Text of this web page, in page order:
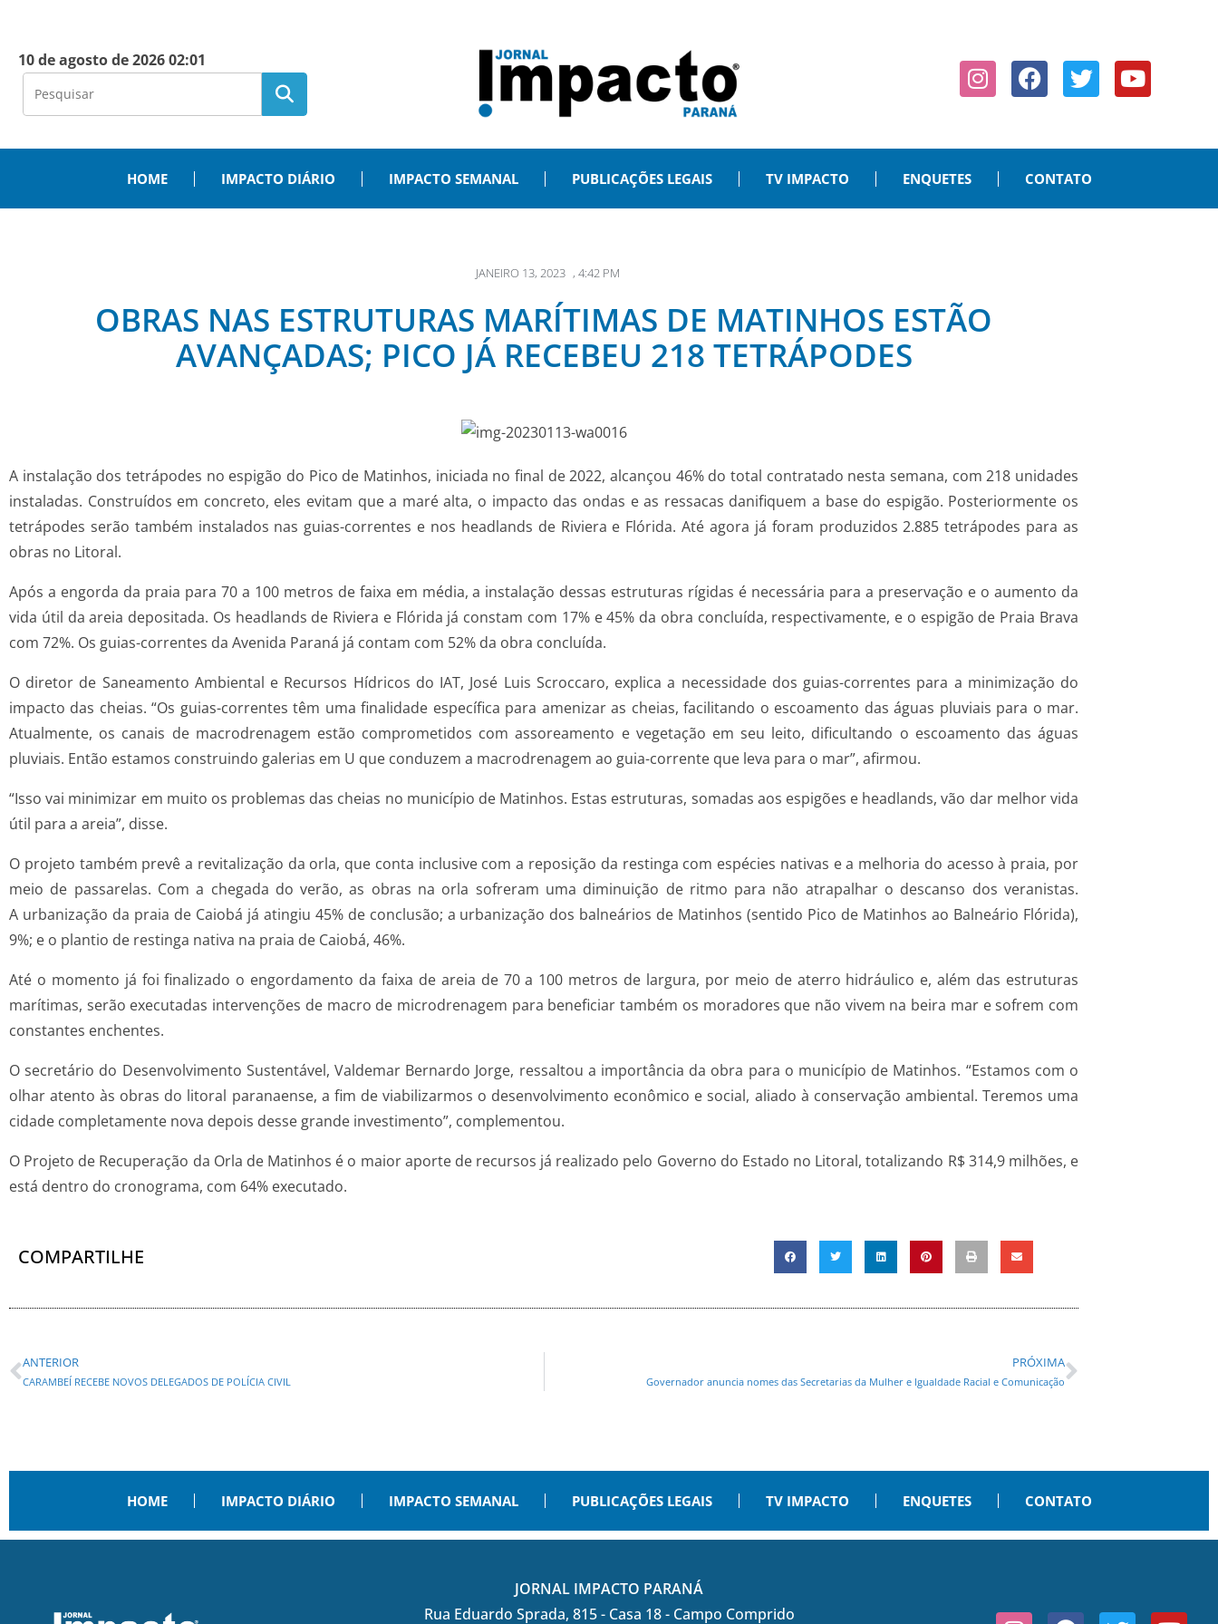
10 de agosto de 2026 02:01
HOME IMPACTO DIÁRIO IMPACTO SEMANAL PUBLICAÇÕES LEGAIS TV IMPACTO ENQUETES CONTATO
JANEIRO 13, 2023 , 4:42 PM
OBRAS NAS ESTRUTURAS MARÍTIMAS DE MATINHOS ESTÃO
AVANÇADAS; PICO JÁ RECEBEU 218 TETRÁPODES
A instalação dos tetrápodes no espigão do Pico de Matinhos, iniciada no final de 2022, alcançou 46% do total contratado nesta semana, com 218 unidades
instaladas. Construídos em concreto, eles evitam que a maré alta, o impacto das ondas e as ressacas danifiquem a base do espigão. Posteriormente os
tetrápodes serão também instalados nas guias-correntes e nos headlands de Riviera e Flórida. Até agora já foram produzidos 2.885 tetrápodes para as
obras no Litoral.
Após a engorda da praia para 70 a 100 metros de faixa em média, a instalação dessas estruturas rígidas é necessária para a preservação e o aumento da
vida útil da areia depositada. Os headlands de Riviera e Flórida já constam com 17% e 45% da obra concluída, respectivamente, e o espigão de Praia Brava
com 72%. Os guias-correntes da Avenida Paraná já contam com 52% da obra concluída.
O diretor de Saneamento Ambiental e Recursos Hídricos do IAT, José Luis Scroccaro, explica a necessidade dos guias-correntes para a minimização do
impacto das cheias. “Os guias-correntes têm uma finalidade específica para amenizar as cheias, facilitando o escoamento das águas pluviais para o mar.
Atualmente, os canais de macrodrenagem estão comprometidos com assoreamento e vegetação em seu leito, dificultando o escoamento das águas
pluviais. Então estamos construindo galerias em U que conduzem a macrodrenagem ao guia-corrente que leva para o mar”, afirmou.
“Isso vai minimizar em muito os problemas das cheias no município de Matinhos. Estas estruturas, somadas aos espigões e headlands, vão dar melhor vida
útil para a areia”, disse.
O projeto também prevê a revitalização da orla, que conta inclusive com a reposição da restinga com espécies nativas e a melhoria do acesso à praia, por
meio de passarelas. Com a chegada do verão, as obras na orla sofreram uma diminuição de ritmo para não atrapalhar o descanso dos veranistas.
A urbanização da praia de Caiobá já atingiu 45% de conclusão; a urbanização dos balneários de Matinhos (sentido Pico de Matinhos ao Balneário Flórida),
9%; e o plantio de restinga nativa na praia de Caiobá, 46%.
Até o momento já foi finalizado o engordamento da faixa de areia de 70 a 100 metros de largura, por meio de aterro hidráulico e, além das estruturas
marítimas, serão executadas intervenções de macro de microdrenagem para beneficiar também os moradores que não vivem na beira mar e sofrem com
constantes enchentes.
O secretário do Desenvolvimento Sustentável, Valdemar Bernardo Jorge, ressaltou a importância da obra para o município de Matinhos. “Estamos com o
olhar atento às obras do litoral paranaense, a fim de viabilizarmos o desenvolvimento econômico e social, aliado à conservação ambiental. Teremos uma
cidade completamente nova depois desse grande investimento”, complementou.
O Projeto de Recuperação da Orla de Matinhos é o maior aporte de recursos já realizado pelo Governo do Estado no Litoral, totalizando R$ 314,9 milhões, e
está dentro do cronograma, com 64% executado.
COMPARTILHE
ANTERIOR
CARAMBEÍ RECEBE NOVOS DELEGADOS DE POLÍCIA CIVIL
PRÓXIMA
Governador anuncia nomes das Secretarias da Mulher e Igualdade Racial e Comunicação
HOME IMPACTO DIÁRIO IMPACTO SEMANAL PUBLICAÇÕES LEGAIS TV IMPACTO ENQUETES CONTATO
JORNAL IMPACTO PARANÁ
Rua Eduardo Sprada, 815 - Casa 18 - Campo Comprido